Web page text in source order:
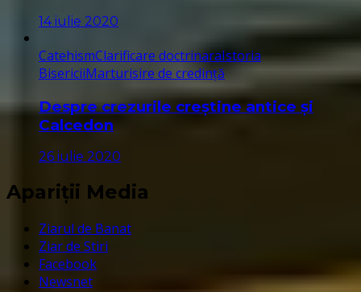
14 iulie 2020
CatehismClarificare doctrinaraIstoria
BisericiiMarturisire de credință
Despre crezurile creștine antice și
Calcedon
26 iulie 2020
Apariții Media
Ziarul de Banat
Ziar de Stiri
Facebook
Newsnet